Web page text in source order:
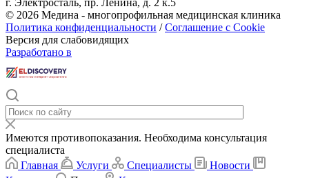
г. Электросталь, пр. Ленина, д. 2 к.5
© 2026 Медина - многопрофильная медицинская клиника
Политика конфиденциальности /Соглашение с Cookie
Версия для слабовидящих
Разработано в
Имеются противопоказания. Необходима консультация
специалиста
Главная
Услуги Специалисты
Новости